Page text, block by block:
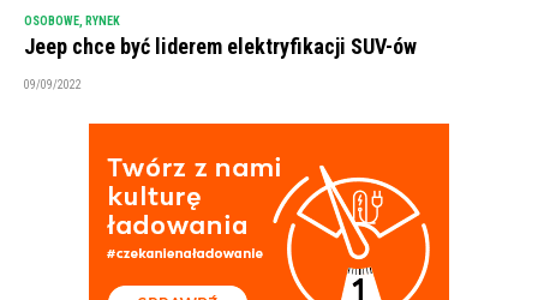
OSOBOWE RYNEK
Jeep chce być liderem elektryfikacji SUV-ów
09/09/2022